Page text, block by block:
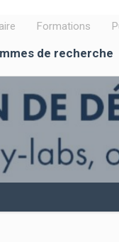
Formations
de recherche